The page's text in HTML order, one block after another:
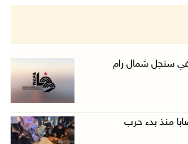
حر شديدة اعتبار ...
إصابات و ...
سنجل شمال رام
شهيدا و174,242 مصابا منذ بدء حرب